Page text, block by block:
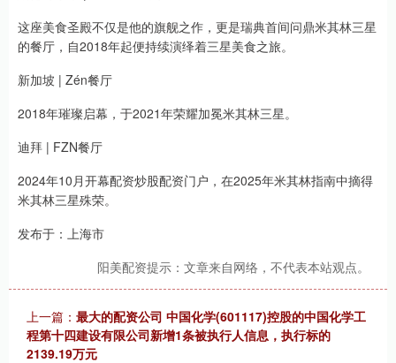
这座美食圣殿不仅是他的旗舰之作，更是瑞典首间问鼎米其林三星
的餐厅，自2018年起便持续演绎着三星美食之旅。
新加坡 | Zén餐厅
2018年璀璨启幕，于2021年荣耀加冕米其林三星。
迪拜 | FZN餐厅
2024年10月开幕配资炒股配资门户，在2025年米其林指南中摘得
米其林三星殊荣。
发布于：上海市
阳美配资提示：文章来自网络，不代表本站观点。
上一篇： 最大的配资公司 中国化学(601117)控股的中国化学工
程第十四建设有限公司新增1条被执行人信息，执行标的
2139.19万元